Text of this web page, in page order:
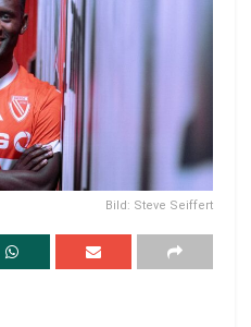
Bild: Steve Seiffert